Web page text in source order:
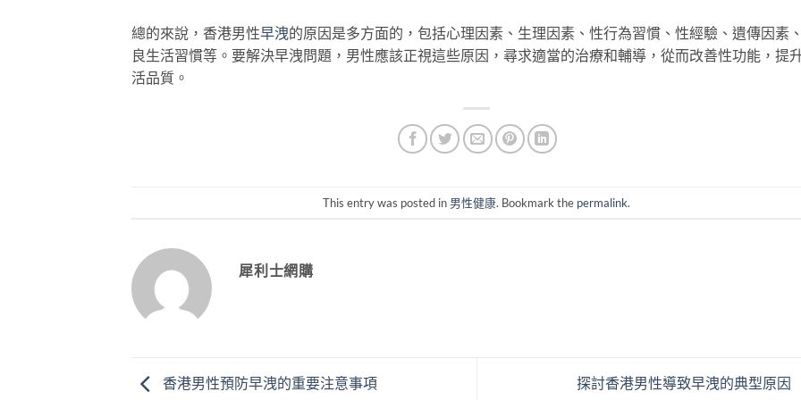
總的來說，香港男性早洩的原因是多方面的，包括心理因素、生理因素、性行為習慣、性經驗、遺傳因素
良生活習慣等。要解決早洩問題，男性應該正視這些原因，尋求適當的治療和輔導，從而改善性功能，提
活品質。
This entry was posted in 男性健康. Bookmark the permalink.
犀利士網購
香港男性預防早洩的重要注意事項 探討香港男性導致早洩的典型原因